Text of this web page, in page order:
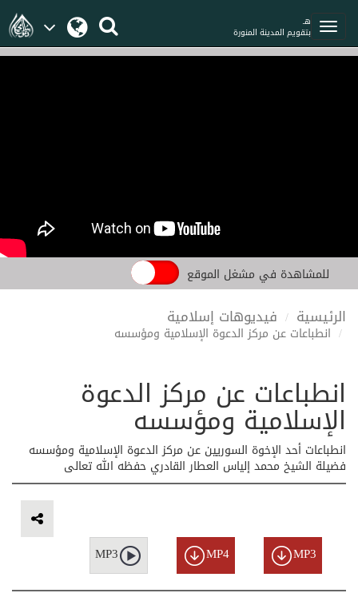
هـ
بتقويم المدينة المنورة
للمشاهدة في مشغل الموقع
الرئيسية فيديوهات إسلامية
انطباعات عن مركز الدعوة الإسلامية ومؤسسه
انطباعات عن مركز الدعوة
الإسلامية ومؤسسه
انطباعات أحد الإخوة السوريين عن مركز الدعوة الإسلامية ومؤسسه
فضيلة الشيخ محمد إلياس العطار القادري حفظه الله تعالى
MP3
MP4
MP3